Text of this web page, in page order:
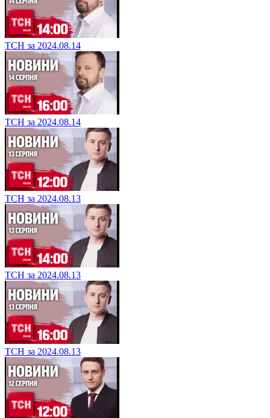
ТСН за 2024.08.14
ТСН за 2024.08.14
ТСН за 2024.08.13
ТСН за 2024.08.13
ТСН за 2024.08.13